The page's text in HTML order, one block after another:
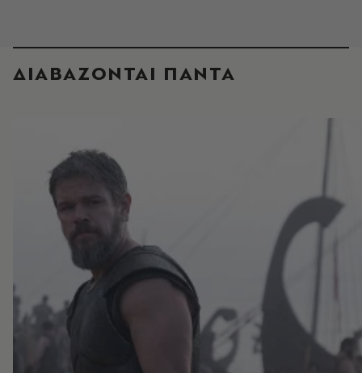
ΔΙΑΒΑΖΟΝΤΑΙ ΠΑΝΤΑ